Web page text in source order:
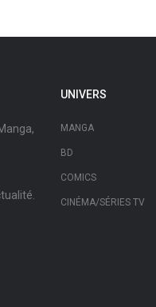
UNIVERS
MANGA
BD
COMICS
CINÉMA/SÉRIES TV